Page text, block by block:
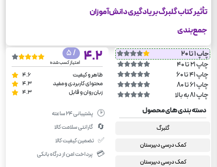
تأثیر کتاب گلبرگ بر یادگیری دانش‌آموزان
جمع‌بندی
چاپ 1 تا 20
چاپ 21 تا 40
چاپ 41 تا 60
چاپ 61 تا 80
چاپ 81 به بالا
4.2
/ 5
امتیاز کسب شده
ظاهر و کیفیت
4.6
محتوای کاربردی و مفید
4.3
زبان روان و قابل
4.3
دسته بندی های محصول
گلبرگ
کمک درسی دبیرستان
کمک درسی دبیرستان
🕑 پشتیبانی ۲۴ ساعته
🔄 گارانتی سلامت کالا
✅ تضمین کیفیت کالا
💳 پرداخت امن از درگاه بانکی